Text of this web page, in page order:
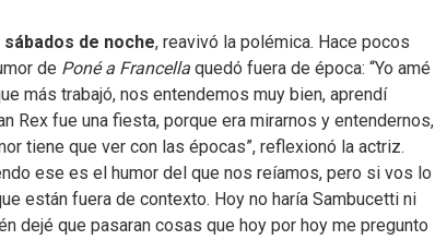
de noche, reavivó la polémica. Hace pocos
de Poné a Francella quedó fuera de época: “Yo amé
más trabajó, nos entendemos muy bien, aprendí
Rex fue una fiesta, porque era mirarnos y entendernos,
tiene que ver con las épocas”, reflexionó la actriz.
ese es el humor del que nos reíamos, pero si vos lo
están fuera de contexto. Hoy no haría Sambucetti ni
dejé que pasaran cosas que hoy por hoy me pregunto